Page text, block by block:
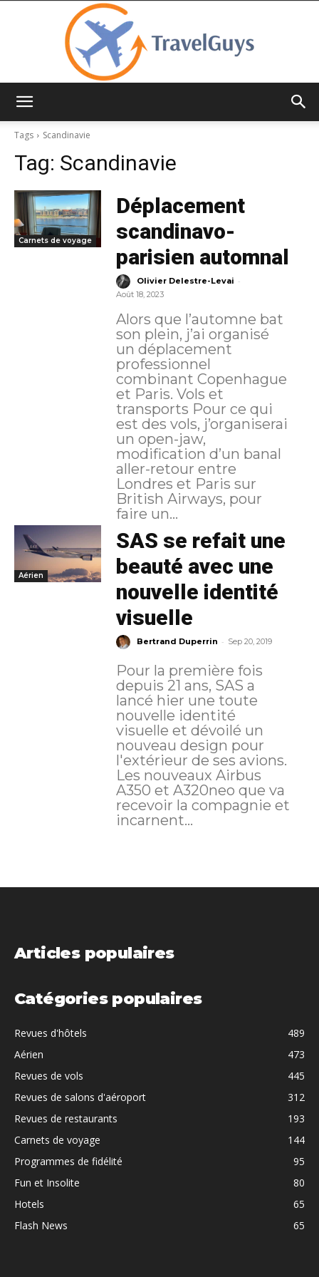
Tags
Scandinavie
Tag: Scandinavie
Carnets de voyage
Déplacement
scandinavo-
parisien automnal
Olivier Delestre-Levai -
Août 18, 2023
Alors que l’automne bat
son plein, j’ai organisé
un déplacement
professionnel
combinant Copenhague
et Paris. Vols et
transports Pour ce qui
est des vols, j’organiserai
un open-jaw,
modification d’un banal
aller-retour entre
Londres et Paris sur
British Airways, pour
faire un...
Aérien
SAS se refait une
beauté avec une
nouvelle identité
visuelle
Bertrand Duperrin - Sep 20, 2019
Pour la première fois
depuis 21 ans, SAS a
lancé hier une toute
nouvelle identité
visuelle et dévoilé un
nouveau design pour
l'extérieur de ses avions.
Les nouveaux Airbus
A350 et A320neo que va
recevoir la compagnie et
incarnent...
Articles populaires
Catégories populaires
Revues d'hôtels
489
Aérien
473
Revues de vols
445
Revues de salons d'aéroport
312
Revues de restaurants
193
Carnets de voyage
144
Programmes de fidélité
95
Fun et Insolite
80
Hotels
65
Flash News
65